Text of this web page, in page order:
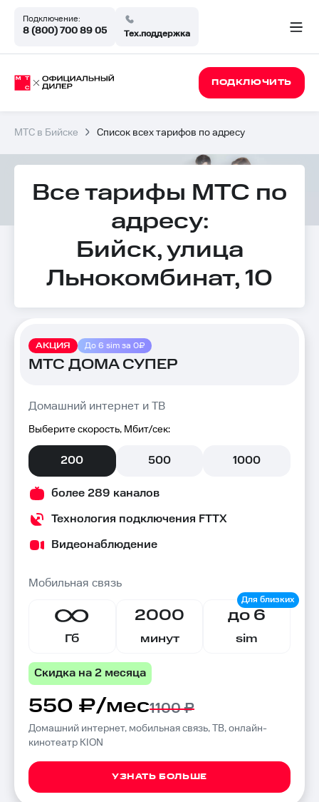
Подключение:
8 (800) 700 89 05 Тех.поддержка
ПОДКЛЮЧИТЬ
МТС в Бийске Список всех тарифов по адресу
Все тарифы МТС по
адресу:
Бийск, улица
Льнокомбинат, 10
АКЦИЯ До 6 sim за 0₽
МТС ДОМА СУПЕР
Домашний интернет и ТВ
Выберите скорость, Мбит/сек:
200 500 1000
более 289 каналов
Технология подключения FTTX
Видеонаблюдение
Мобильная связь
Гб
2000
минут
до 6
sim
Скидка на 2 месяца
550 ₽/мес1100 ₽
Домашний интернет, мобильная связь, ТВ, онлайн-
кинотеатр KION
УЗНАТЬ БОЛЬШЕ